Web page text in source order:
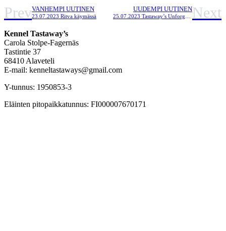
PrevVANHEMPI UUTINEN
23.07.2023 Ritva käymässä
UUDEMPI UUTINENNext
Kennel Tastaway’s
Carola Stolpe-Fagernäs
Tastintie 37
68410 Alaveteli
E-mail: kenneltastaways@gmail.com
Y-tunnus: 1950853-3
Eläinten pitopaikkatunnus: FI000007670171